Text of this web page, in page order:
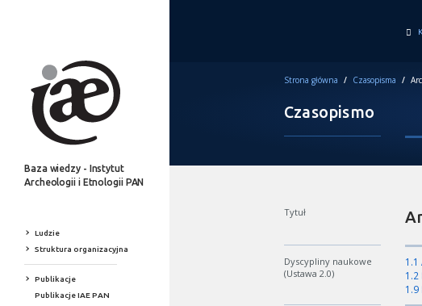
Baza wiedzy - Instytut
Archeologii i Etnologii PAN
Ludzie
Struktura organizacyjna
Publikacje
Publikacje IAE PAN
Strona główna / Czasopisma /
Czasopismo
Tytuł
Dyscypliny naukowe
(Ustawa 2.0)